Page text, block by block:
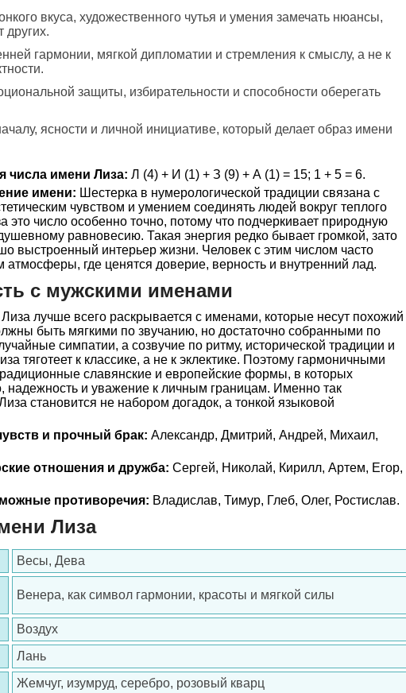
вкуса, художественного чутья и умения замечать нюансы,
других.
гармонии, мягкой дипломатии и стремления к смыслу, а не к
защиты, избирательности и способности оберегать
ясности и личной инициативе, который делает образ имени
числа имени Лиза: Л (4) + И (1) + З (9) + А (1) = 15; 1 + 5 = 6.
имени: Шестерка в нумерологической традиции связана с
чувством и умением соединять людей вокруг теплого
это число особенно точно, потому что подчеркивает природную
душевному равновесию. Такая энергия редко бывает громкой, зато
выстроенный интерьер жизни. Человек с этим числом часто
атмосферы, где ценятся доверие, верность и внутренний лад.
с мужскими именами
лучше всего раскрывается с именами, которые несут похожий
быть мягкими по звучанию, но достаточно собранными по
симпатии, а созвучие по ритму, исторической традиции и
тяготеет к классике, а не к эклектике. Поэтому гармоничными
славянские и европейские формы, в которых
надежность и уважение к личным границам. Именно так
становится не набором догадок, а тонкой языковой
и прочный брак: Александр, Дмитрий, Андрей, Михаил,
отношения и дружба: Сергей, Николай, Кирилл, Артем, Егор,
противоречия: Владислав, Тимур, Глеб, Олег, Ростислав.
Лиза
Весы, Дева
Венера, как символ гармонии, красоты и мягкой силы
Воздух
Лань
Жемчуг, изумруд, серебро, розовый кварц